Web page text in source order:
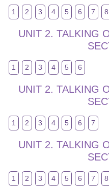
1 2 3 4 5 6 7 8
UNIT 2. TALKING
1 2 3 4 5 6
UNIT 2. TALKING
1 2 3 4 5 6 7
UNIT 2. TALKING
1 2 3 4 5 6 7 8